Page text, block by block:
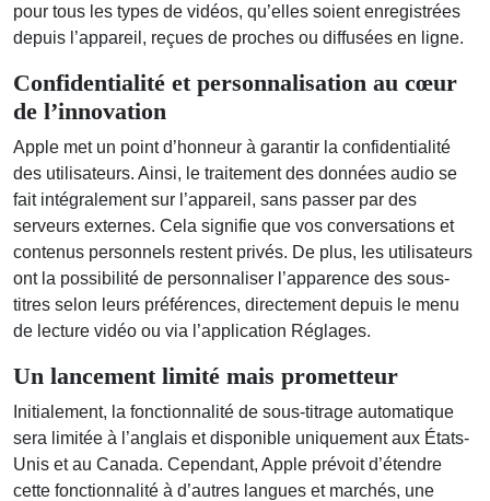
pour tous les types de vidéos, qu’elles soient enregistrées
depuis l’appareil, reçues de proches ou diffusées en ligne.
Confidentialité et personnalisation au cœur
de l’innovation
Apple met un point d’honneur à garantir la confidentialité
des utilisateurs. Ainsi, le traitement des données audio se
fait intégralement sur l’appareil, sans passer par des
serveurs externes. Cela signifie que vos conversations et
contenus personnels restent privés. De plus, les utilisateurs
ont la possibilité de personnaliser l’apparence des sous-
titres selon leurs préférences, directement depuis le menu
de lecture vidéo ou via l’application Réglages.
Un lancement limité mais prometteur
Initialement, la fonctionnalité de sous-titrage automatique
sera limitée à l’anglais et disponible uniquement aux États-
Unis et au Canada. Cependant, Apple prévoit d’étendre
cette fonctionnalité à d’autres langues et marchés, une